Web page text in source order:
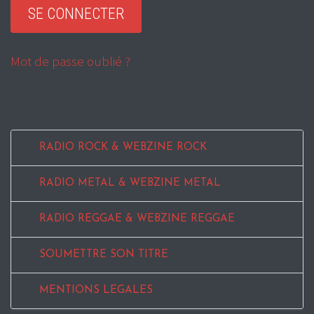
Mot de passe oublié ?
RADIO ROCK & WEBZINE ROCK
RADIO METAL & WEBZINE METAL
RADIO REGGAE & WEBZINE REGGAE
SOUMETTRE SON TITRE
MENTIONS LEGALES